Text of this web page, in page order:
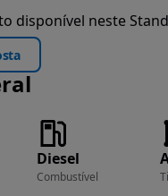
disponível neste Stand
Diesel
Combustível